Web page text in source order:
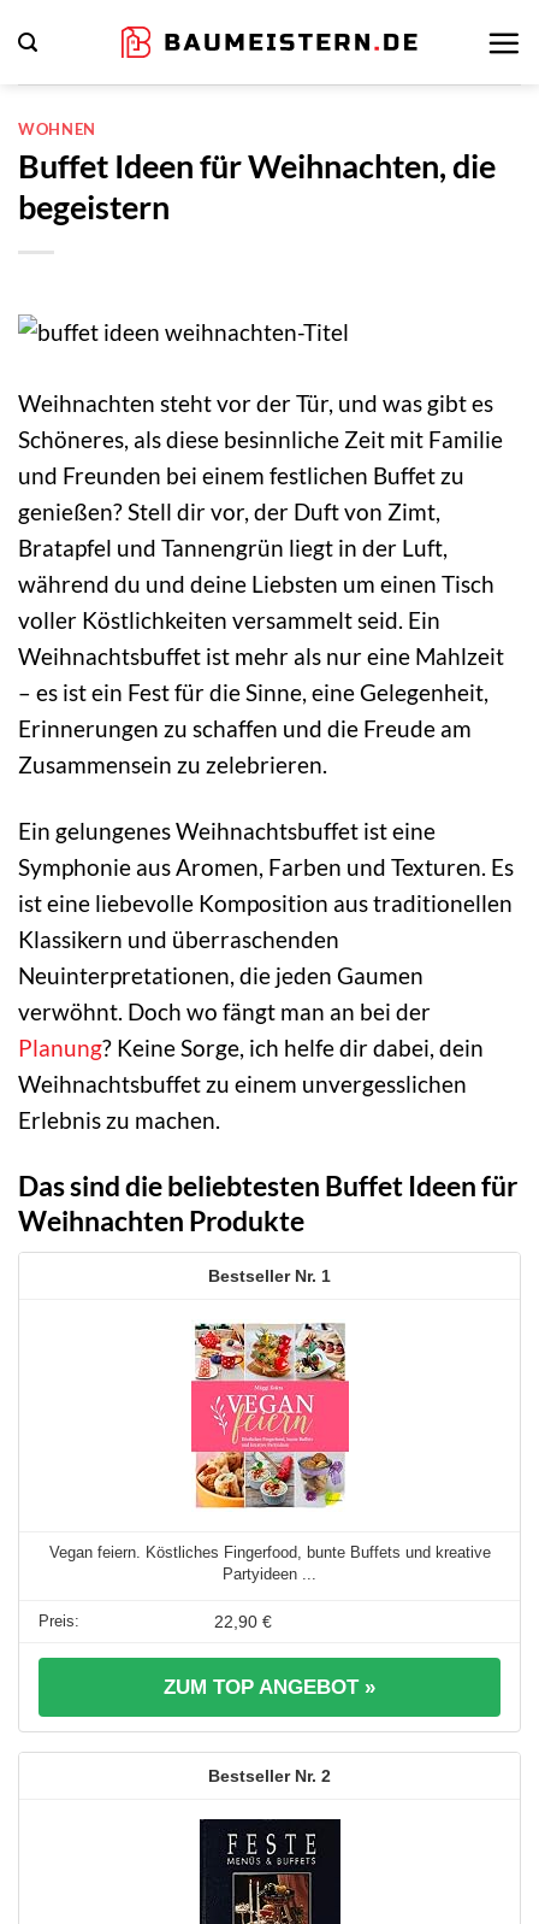
Inhalt
springen
WOHNEN
Buffet Ideen für Weihnachten, die
begeistern
Weihnachten steht vor der Tür, und was gibt es
Schöneres, als diese besinnliche Zeit mit Familie
und Freunden bei einem festlichen Buffet zu
genießen? Stell dir vor, der Duft von Zimt,
Bratapfel und Tannengrün liegt in der Luft,
während du und deine Liebsten um einen Tisch
voller Köstlichkeiten versammelt seid. Ein
Weihnachtsbuffet ist mehr als nur eine Mahlzeit
– es ist ein Fest für die Sinne, eine Gelegenheit,
Erinnerungen zu schaffen und die Freude am
Zusammensein zu zelebrieren.
Ein gelungenes Weihnachtsbuffet ist eine
Symphonie aus Aromen, Farben und Texturen. Es
ist eine liebevolle Komposition aus traditionellen
Klassikern und überraschenden
Neuinterpretationen, die jeden Gaumen
verwöhnt. Doch wo fängt man an bei der
Planung? Keine Sorge, ich helfe dir dabei, dein
Weihnachtsbuffet zu einem unvergesslichen
Erlebnis zu machen.
Das sind die beliebtesten Buffet Ideen für
Weihnachten Produkte
1
Vegan feiern. Köstliches Fingerfood, bunte Buffets und kreative
Partyideen ...
22,90 €
ZUM TOP ANGEBOT »
2